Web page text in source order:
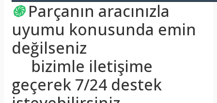
֍ Parçanın aracınızla
uyumu konusunda emin
değilseniz
bizimle iletişime
geçerek 7/24 destek